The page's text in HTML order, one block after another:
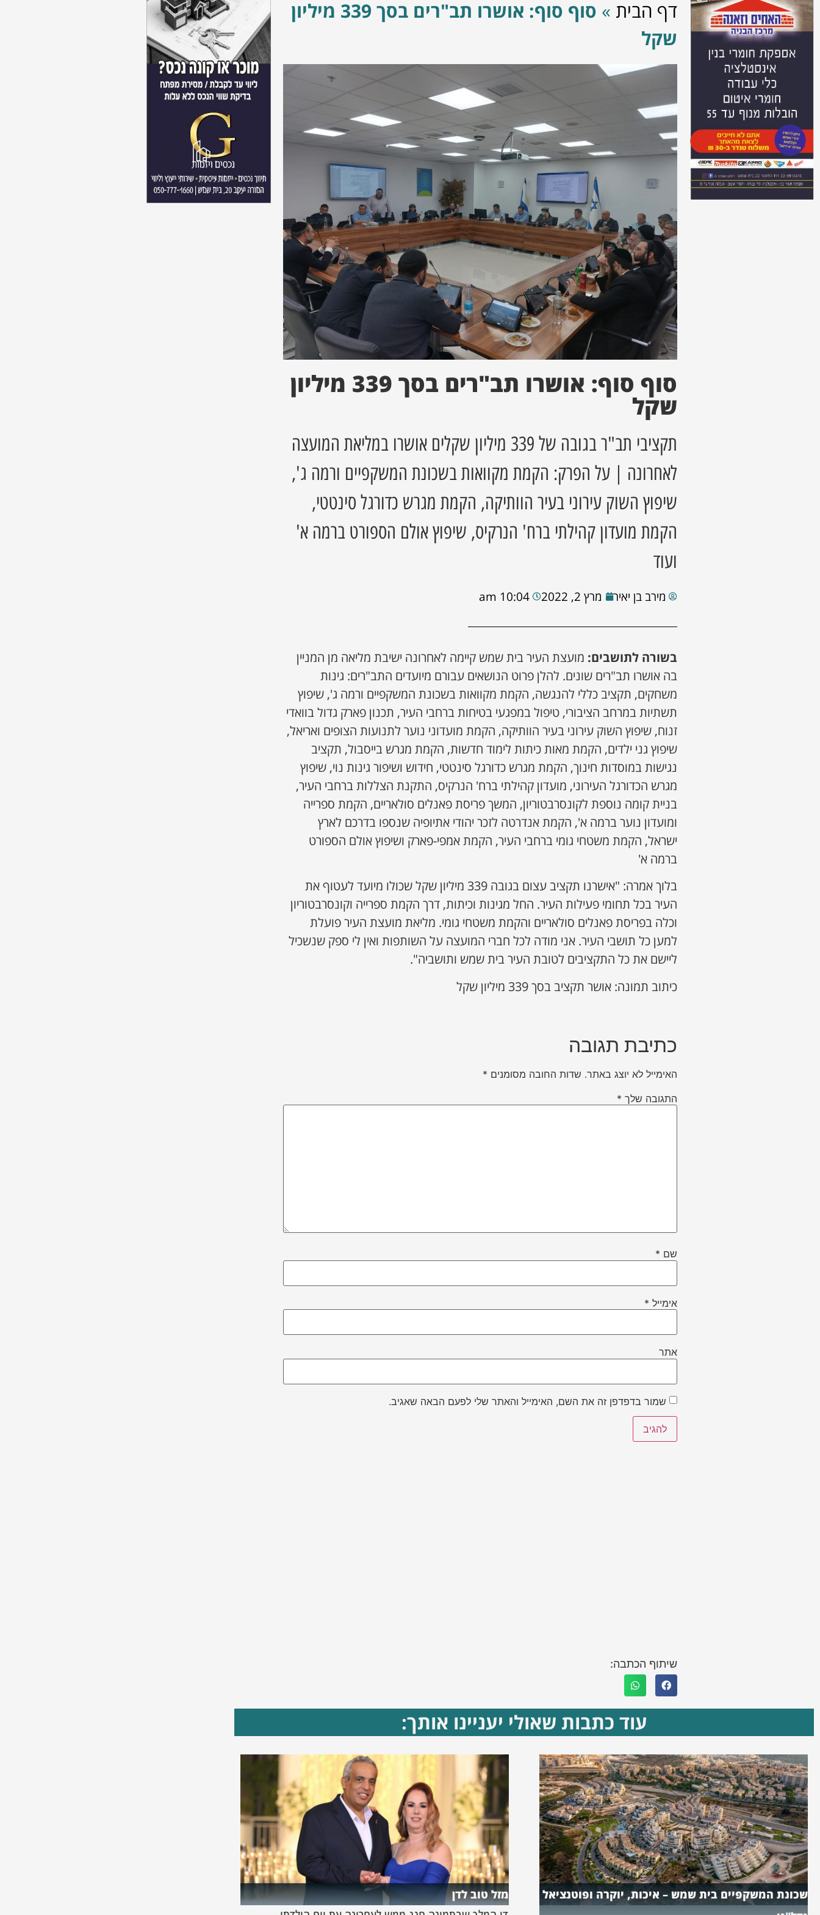
דף הבית »
סוף סוף: אושרו תב"רים בסך 339 מיליון
שקל
סוף סוף: אושרו תב"רים בסך 339 מיליון
שקל
תקציבי תב"ר בגובה של 339 מיליון שקלים אושרו במליאת המועצה
לאחרונה | על הפרק: הקמת מקוואות בשכונת המשקפיים ורמה ג',
שיפוץ השוק עירוני בעיר הוותיקה, הקמת מגרש כדורגל סינטטי,
הקמת מועדון קהילתי ברח' הנרקיס, שיפוץ אולם הספורט ברמה א'
ועוד
מירב בן יאיר מרץ 2, 2022 10:04 am
בשורה לתושבים: מועצת העיר בית שמש קיימה לאחרונה ישיבת מליאה מן המניין
בה אושרו תב"רים שונים. להלן פרוט הנושאים עבורם מיועדים התב"רים: גינות
משחקים, תקציב כללי להנגשה, הקמת מקוואות בשכונת המשקפיים ורמה ג', שיפוץ
תשתיות במרחב הציבורי, טיפול במפגעי בטיחות ברחבי העיר, תכנון פארק גדול בוואדי
זנוח, שיפוץ השוק עירוני בעיר הוותיקה, הקמת מועדוני נוער לתנועות הצופים ואריאל,
שיפוץ גני ילדים, הקמת מאות כיתות לימוד חדשות, הקמת מגרש בייסבול, תקציב
נגישות במוסדות חינוך, הקמת מגרש כדורגל סינטטי, חידוש ושיפור גינות נוי, שיפוץ
מגרש הכדורגל העירוני, מועדון קהילתי ברח' הנרקיס, התקנת הצללות ברחבי העיר,
בניית קומה נוספת לקונסרבטוריון, המשך פריסת פאנלים סולאריים, הקמת ספרייה
ומועדון נוער ברמה א', הקמת אנדרטה לזכר יהודי אתיופיה שנספו בדרכם לארץ
ישראל, הקמת משטחי גומי ברחבי העיר, הקמת אמפי-פארק ושיפוץ אולם הספורט
ברמה א'
בלוך אמרה: "אישרנו תקציב עצום בגובה 339 מיליון שקל שכולו מיועד לעטוף את
העיר בכל תחומי פעילות העיר. החל מגינות וכיתות, דרך הקמת ספרייה וקונסרבטוריון
וכלה בפריסת פאנלים סולאריים והקמת משטחי גומי. מליאת מועצת העיר פועלת
למען כל תושבי העיר. אני מודה לכל חברי המועצה על השותפות ואין לי ספק שנשכיל
ליישם את כל התקציבים לטובת העיר בית שמש ותושביה".
כיתוב תמונה: אושר תקציב בסך 339 מיליון שקל
כתיבת תגובה
האימייל לא יוצג באתר. שדות החובה מסומנים *
התגובה שלך *
שם *
אימייל *
אתר
שמור בדפדפן זה את השם, האימייל והאתר שלי לפעם הבאה שאגיב.
שיתוף הכתבה:
עוד כתבות שאולי יעניינו אותך:
שכונת המשקפיים בית שמש – איכות, יוקרה ופוטנציאל
מזל טוב לדן